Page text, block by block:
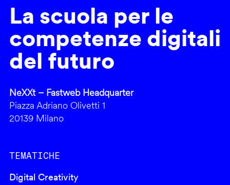
La scuola per le
competenze digitali
del futuro
NeXXt – Fastweb Headquarter
Piazza Adriano Olivetti 1
20139 Milano
TEMATICHE
Digital Creativity